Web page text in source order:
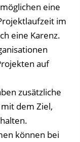
eine
im
eine Karenz.
auf
zusätzliche
dem Ziel,
können bei